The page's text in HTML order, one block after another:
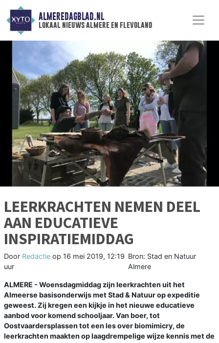
ALMEREDAGBLAD.NL
lokaal nieuws almere en flevoland
LEERKRACHTEN NEMEN DEEL
AAN EDUCATIEVE
INSPIRATIEMIDDAG
Door Redactie op 16 mei 2019, 12:19
uur
Bron: Stad en Natuur
Almere
ALMERE - Woensdagmiddag zijn leerkrachten uit het
Almeerse basisonderwijs met Stad & Natuur op expeditie
geweest. Zij kregen een kijkje in het nieuwe educatieve
aanbod voor komend schooljaar. Van boer, tot
Oostvaardersplassen tot een les over biomimicry, de
leerkrachten maakten op laagdrempelige wijze kennis met de